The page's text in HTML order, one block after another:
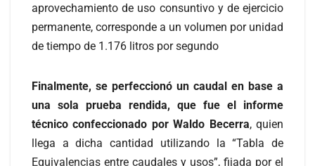
aprovechamiento de uso consuntivo y de ejercicio
permanente, corresponde a un volumen por unidad
de tiempo de 1.176 litros por segundo
Finalmente, se perfeccionó un caudal en base a
una sola prueba rendida, que fue el informe
técnico confeccionado por Waldo Becerra, quien
llega a dicha cantidad utilizando la “Tabla de
Equivalencias entre caudales y usos”, fijada por el